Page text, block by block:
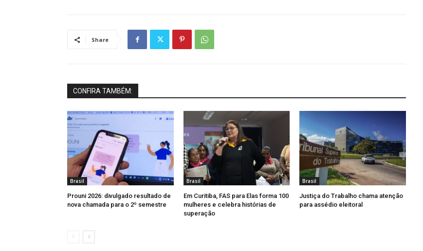
Share
CONFIRA TAMBÉM:
Brasil
Prouni 2026: divulgado resultado de
nova chamada para o 2º semestre
Brasil
Em Curitiba, FAS para Elas forma 100
mulheres e celebra histórias de
superação
Brasil
Justiça do Trabalho chama atenção
para assédio eleitoral